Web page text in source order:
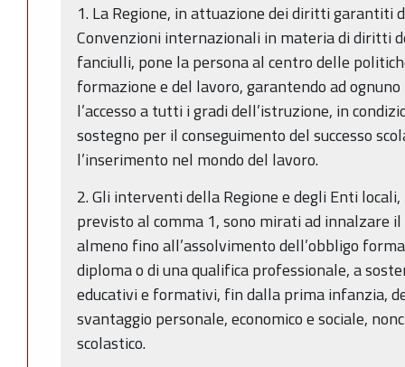
1. La Regione, in attuazione dei diritti garantiti
Convenzioni internazionali in materia di diritti
fanciulli, pone la persona al centro delle
formazione e del lavoro, garantendo ad
l’accesso a tutti i gradi dell’istruzione, in
sostegno per il conseguimento del successo
l’inserimento nel mondo del lavoro.
2. Gli interventi della Regione e degli Enti
previsto al comma 1, sono mirati ad innalzare
almeno fino all’assolvimento dell’obbligo
diploma o di una qualifica professionale, a
educativi e formativi, fin dalla prima infanzia,
svantaggio personale, economico e sociale,
scolastico.